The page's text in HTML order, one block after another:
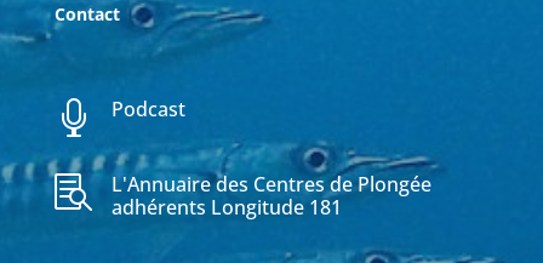
Contact
 Podcast

L'Annuaire des Centres de Plongée
adhérents Longitude 181